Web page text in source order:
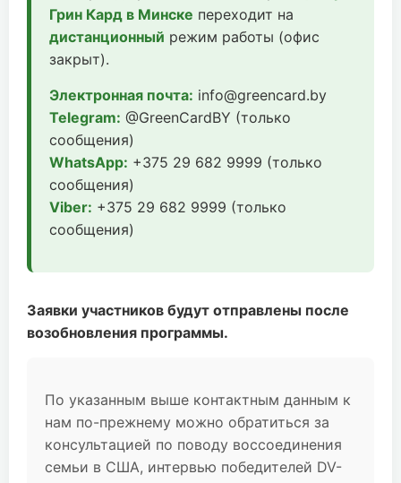
Грин Кард в Минске переходит на
дистанционный режим работы (офис
закрыт).
Электронная почта: info@greencard.by
Telegram: @GreenCardBY (только
сообщения)
WhatsApp: +375 29 682 9999 (только
сообщения)
Viber: +375 29 682 9999 (только
сообщения)
Заявки участников будут отправлены после
возобновления программы.
По указанным выше контактным данным к
нам по-прежнему можно обратиться за
консультацией по поводу воссоединения
семьи в США, интервью победителей DV-